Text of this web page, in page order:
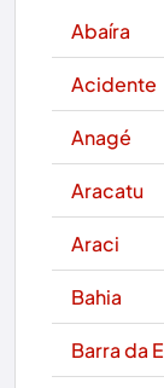
Abaíra
Acidente
Anagé
Aracatu
Araci
Bahia
Barra da